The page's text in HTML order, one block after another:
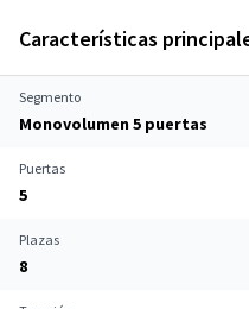
Características
Segmento
Monovolumen 5 puertas
Puertas
5
Plazas
8